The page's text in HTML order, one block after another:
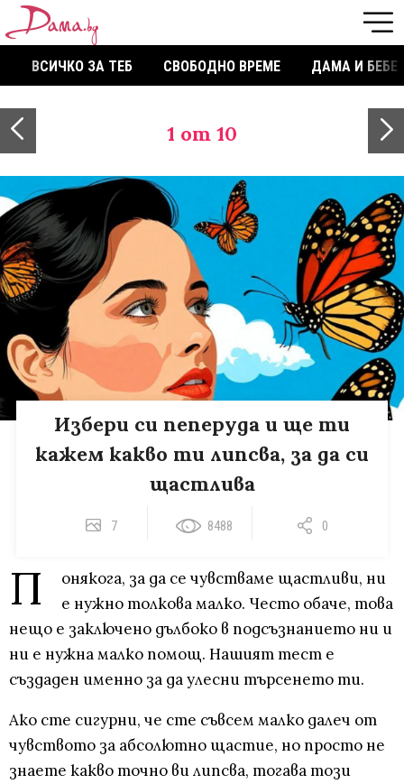
ВСИЧКО ЗА ТЕБ СВОБОДНО ВРЕМЕ ДАМА И БЕБЕ
1 от 10
Избери си пеперуда и ще ти
кажем какво ти липсва, за да си
щастлива
7 8488 0
П
онякога, за да се чувстваме щастливи, ни
е нужно толкова малко. Често обаче, това
нещо е заключено дълбоко в подсъзнанието ни и
ни е нужна малко помощ. Нашият тест е
създаден именно за да улесни търсенето ти.
Ако сте сигурни, че сте съвсем малко далеч от
чувството за абсолютно щастие, но просто не
знаете какво точно ви липсва, тогава този